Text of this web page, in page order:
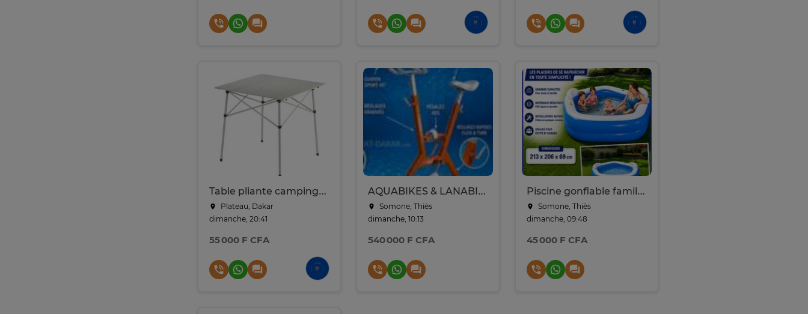
Table pliante camping/extérieur COLEMAN en aluminium
Plateau, Dakar
dimanche, 20:41
55 000 F CFA
AQUABIKES & LANABIKES DE WATERFLEX
Somone, Thiès
dimanche, 10:13
540 000 F CFA
Piscine gonflable familiale 213x206 cm PVC épais
Somone, Thiès
dimanche, 09:48
45 000 F CFA